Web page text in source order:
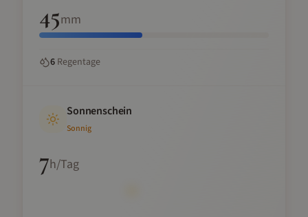
45mm
6 Regentage
Sonnenschein
Sonnig
7h/Tag